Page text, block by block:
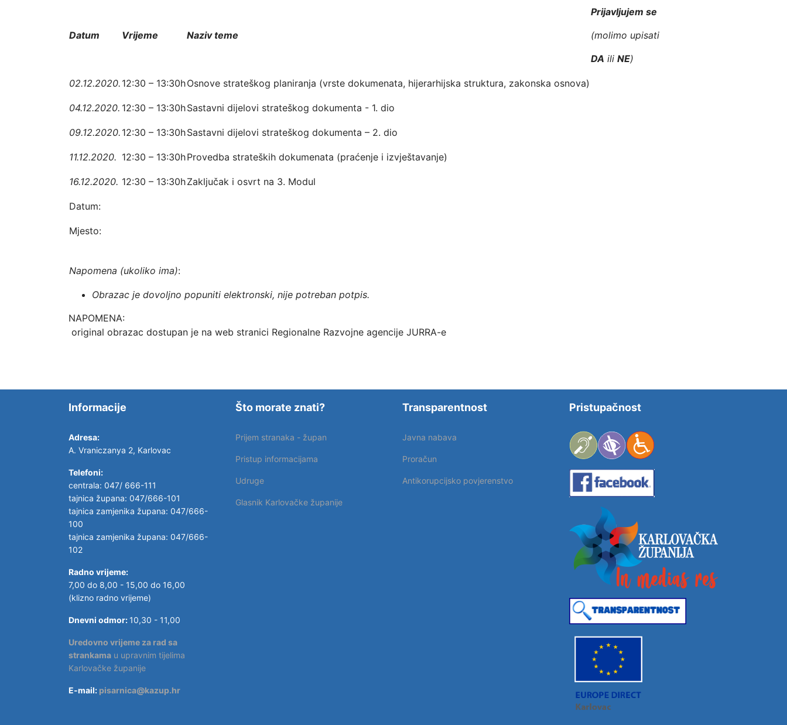
Datum Vrijeme Naziv teme
Prijavljujem se
(molimo upisati
DA ili NE)
02.12.2020. 12:30 – 13:30hOsnove strateškog planiranja (vrste dokumenata, hijerarhijska struktura, zakonska osnova)
04.12.2020. 12:30 – 13:30hSastavni dijelovi strateškog dokumenta - 1. dio
09.12.2020. 12:30 – 13:30hSastavni dijelovi strateškog dokumenta – 2. dio
11.12.2020. 12:30 – 13:30hProvedba strateških dokumenata (praćenje i izvještavanje)
16.12.2020. 12:30 – 13:30hZaključak i osvrt na 3. Modul
Datum:
Mjesto:
Napomena (ukoliko ima):
Obrazac je dovoljno popuniti elektronski, nije potreban potpis.
NAPOMENA:
original obrazac dostupan je na web stranici Regionalne Razvojne agencije JURRA-e
Informacije
Adresa:
A. Vraniczanya 2, Karlovac
Telefoni:
centrala: 047/ 666-111
tajnica župana: 047/666-101
tajnica zamjenika župana: 047/666-
100
tajnica zamjenika župana: 047/666-
102
Radno vrijeme:
7,00 do 8,00 - 15,00 do 16,00
(klizno radno vrijeme)
Dnevni odmor: 10,30 - 11,00
Uredovno vrijeme za rad sa
strankama u upravnim tijelima
Karlovačke županije
E-mail: pisarnica@kazup.hr
Što morate znati?
Prijem stranaka - župan
Pristup informacijama
Udruge
Glasnik Karlovačke županije
Transparentnost
Javna nabava
Proračun
Antikorupcijsko povjerenstvo
Pristupačnost